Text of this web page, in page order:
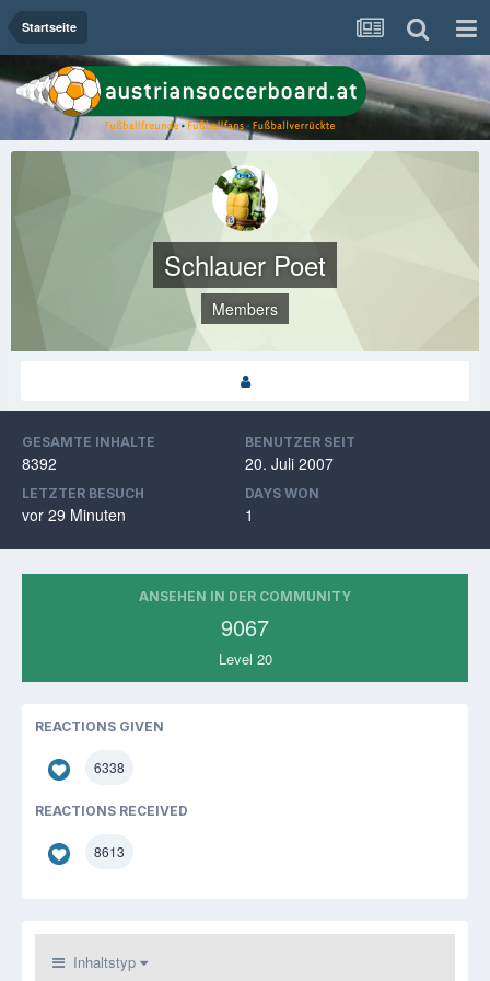
Startseite
Schlauer Poet
Members
GESAMTE INHALTE
8392
BENUTZER SEIT
20. Juli 2007
LETZTER BESUCH
vor 29 Minuten
DAYS WON
1
ANSEHEN IN DER COMMUNITY
9067
Level 20
REACTIONS GIVEN
6338
REACTIONS RECEIVED
8613
Inhaltstyp